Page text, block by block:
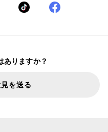
ありますか？
を送る